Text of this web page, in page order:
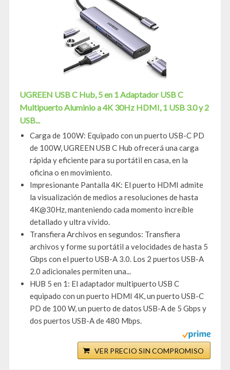
UGREEN USB C Hub, 5 en 1 Adaptador USB C
Multipuerto Aluminio a 4K 30Hz HDMI, 1 USB 3.0 y 2
USB...
Carga de 100W: Equipado con un puerto USB-C PD
de 100W, UGREEN USB C Hub ofrecerá una carga
rápida y eficiente para su portátil en casa, en la
oficina o en movimiento.
Impresionante Pantalla 4K: El puerto HDMI admite
la visualización de medios a resoluciones de hasta
4K@30Hz, manteniendo cada momento increíble
detallado y ultra vívido.
Transfiera Archivos en segundos: Transfiera
archivos y forme su portátil a velocidades de hasta 5
Gbps con el puerto USB-A 3.0. Los 2 puertos USB-A
2.0 adicionales permiten una...
HUB 5 en 1: El adaptador multipuerto USB C
equipado con un puerto HDMI 4K, un puerto USB-C
PD de 100 W, un puerto de datos USB-A de 5 Gbps y
dos puertos USB-A de 480 Mbps.
VER PRECIO SIN COMPROMISO